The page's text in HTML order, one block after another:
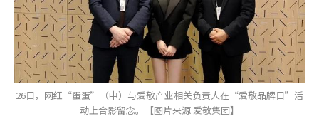
26日，网红“蛋蛋”（中）与爱敬产业相关负责人在“爱敬品牌日”活
动上合影留念。【图片来源 爱敬集团】